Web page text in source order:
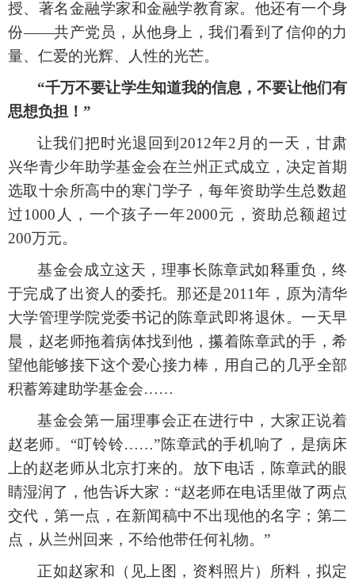
授、著名金融学家和金融学教育家。他还有一个身
份——共产党员，从他身上，我们看到了信仰的力
量、仁爱的光辉、人性的光芒。
“千万不要让学生知道我的信息，不要让他们有
思想负担！”
让我们把时光退回到 2012年2月的一天，甘肃
兴华青少年助学基金会在兰州正式成立，决定首期
选取十余所高中的寒门学子，每年资助学生总数超
过1000人，一个孩子一年2000元，资助总额超过
200万元。
基金会成立这天，理事长陈章武如释重负，终
于完成了出资人的委托。那还是2011年，原为清华
大学管理学院党委书记的陈章武即将退休。一天早
晨，赵老师拖着病体找到他，攥着陈章武的手，希
望他能够接下这个爱心接力棒，用自己的几乎全部
积蓄筹建助学基金会……
基金会第一届理事会正在进行中，大家正说着
赵老师。 “叮铃铃……”陈章武的手机响了，是病床
上的赵老师从北京打来的。放下电话，陈章武的眼
睛湿润了，他告诉大家：“赵老师在电话里做了两点
交代，第一点，在新闻稿中不出现他的名字；第二
点，从兰州回来，不给他带任何礼物。”
正如赵家和（见上图，资料照片）所料，拟定